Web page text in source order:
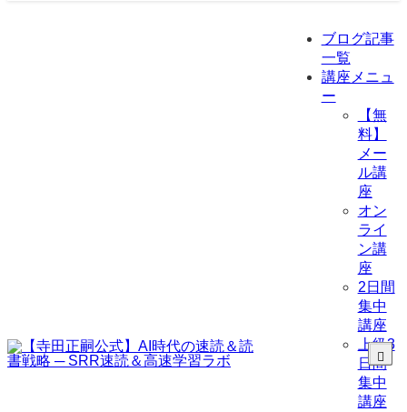
ブログ記事
一覧
講座メニュ
ー
【無
料】
メー
ル講
座
オン
ライ
ン講
座
2日間
集中
講座
上級3
日間
集中
講座